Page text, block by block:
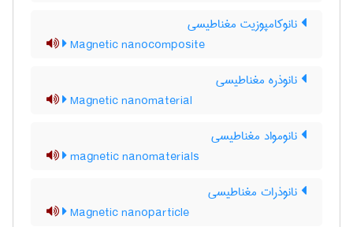
نانوکامپوزیت مغناطیسی
Magnetic nanocomposite
نانوذره مغناطیسی
Magnetic nanomaterial
نانومواد مغناطیسی
magnetic nanomaterials
نانوذرات مغناطیسی
Magnetic nanoparticle